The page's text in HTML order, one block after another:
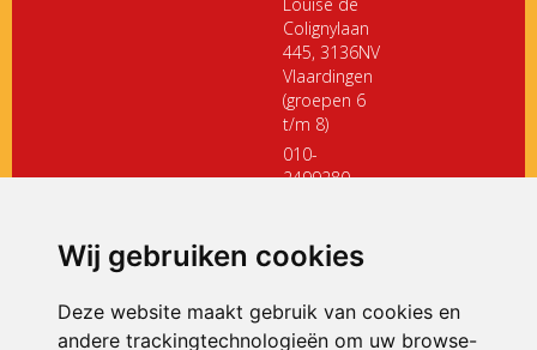
Wij gebruiken cookies
Deze website maakt gebruik van cookies en
andere trackingtechnologieën om uw browse-
Colignylaan
445, 3136NV
Vlaardingen
(groepen 6
t/m 8)
010-
2499280
ONDERDEEL VAN